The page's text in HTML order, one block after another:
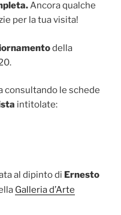
Ancora qualche
per la tua visita!
della
consultando le schede
intitolate:
al dipinto di Ernesto
Galleria d’Arte